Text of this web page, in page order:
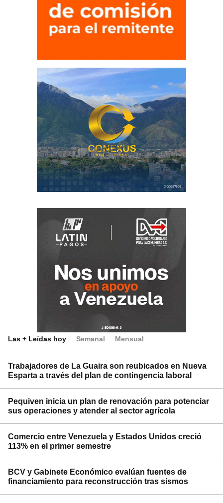
Las + Leídas hoy Semanal Mensual
Trabajadores de La Guaira son reubicados en Nueva
Esparta a través del plan de contingencia laboral
Pequiven inicia un plan de renovación para potenciar
sus operaciones y atender al sector agrícola
Comercio entre Venezuela y Estados Unidos creció
113% en el primer semestre
BCV y Gabinete Económico evalúan fuentes de
financiamiento para reconstrucción tras sismos